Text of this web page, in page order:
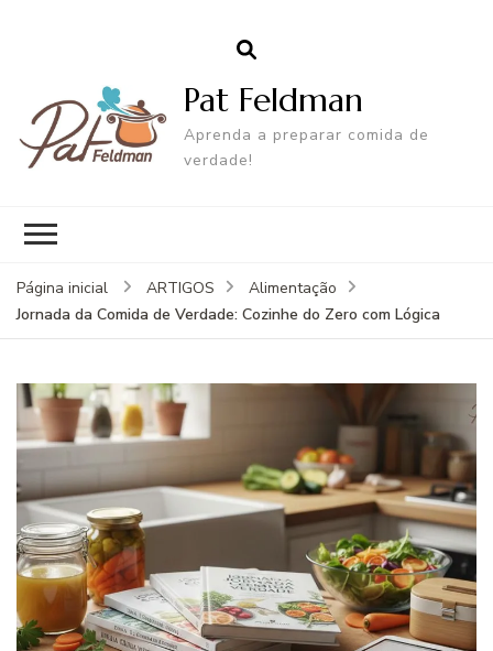
Pat Feldman
Aprenda a preparar comida de
verdade!
Página inicial ARTIGOS
Alimentação
Jornada da Comida de Verdade: Cozinhe do Zero com Lógica